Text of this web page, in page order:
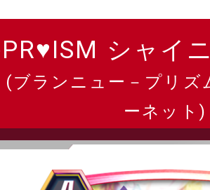
シャイ
(ブランニュー－プリ
ーネット)